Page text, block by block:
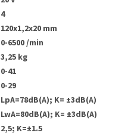
4
120x1,2x20 mm
0-6500 /min
3,25 kg
0-41
0-29
LpA=78dB(A); K= ±3dB(A)
LwA=80dB(A); K= ±3dB(A)
2,5; K=±1.5